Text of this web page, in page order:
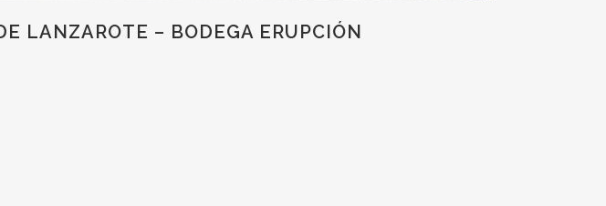
LANZAROTE – BODEGA ERUPCIÓN